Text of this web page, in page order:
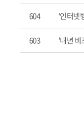
604 '인터넷
603 '내년 비